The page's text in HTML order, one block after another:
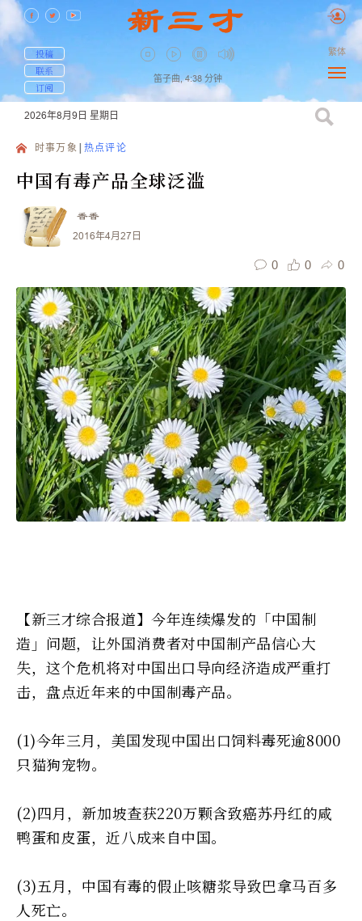
投稿
联系
订阅
笛子曲, 4:38 分钟
繁体
2026年8月9日 星期日
时事万象 热点评论
中国有毒产品全球泛滥
香香
2016年4月27日
0 0 0
【新三才综合报道】今年连续爆发的「中国制
造」问题，让外国消费者对中国制产品信心大
失，这个危机将对中国出口导向经济造成严重打
击，盘点近年来的中国制毒产品。
(1)今年三月，美国发现中国出口饲料毒死逾8000
只猫狗宠物。
(2)四月，新加坡查获220万颗含致癌苏丹红的咸
鸭蛋和皮蛋，近八成来自中国。
(3)五月，中国有毒的假止咳糖浆导致巴拿马百多
人死亡。